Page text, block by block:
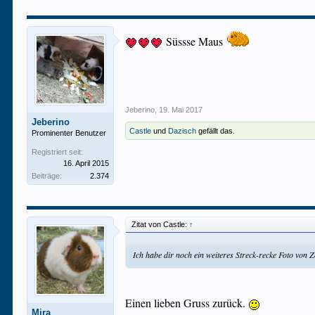
Jeberino
Prominenter Benutzer
Registriert seit:
16. April 2015
Beiträge:
2.374
Süssse Maus
Jeberino 19. Mai 2017
Castle und Dazisch gefällt das.
Mira
Zitat von Castle: ↑
Ich habe dir noch ein weiteres Streck-recke Foto
Einen lieben Gruss zurück.